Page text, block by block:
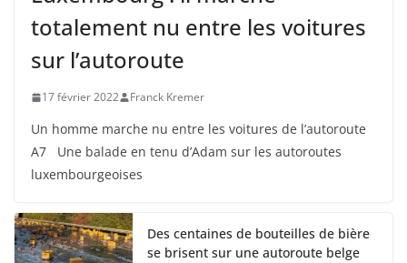
totalement nu entre les voitures
sur l’autoroute
17 février 2022 Franck Kremer
Un homme marche nu entre les voitures de l’autoroute
A7 Une balade en tenu d’Adam sur les autoroutes
luxembourgeoises
Des centaines de bouteilles de bière
se brisent sur une autoroute belge